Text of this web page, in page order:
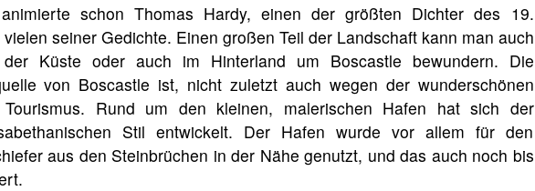
schon Thomas Hardy, einen der größten Dichter des 19.
seiner Gedichte. Einen großen Teil der Landschaft kann man auch
Küste oder auch im Hinterland um Boscastle bewundern. Die
von Boscastle ist, nicht zuletzt auch wegen der wunderschönen
Tourismus. Rund um den kleinen, malerischen Hafen hat sich der
Stil entwickelt. Der Hafen wurde vor allem für den
aus den Steinbrüchen in der Nähe genutzt, und das auch noch bis